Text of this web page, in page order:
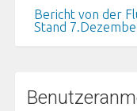
Bericht von der
Stand